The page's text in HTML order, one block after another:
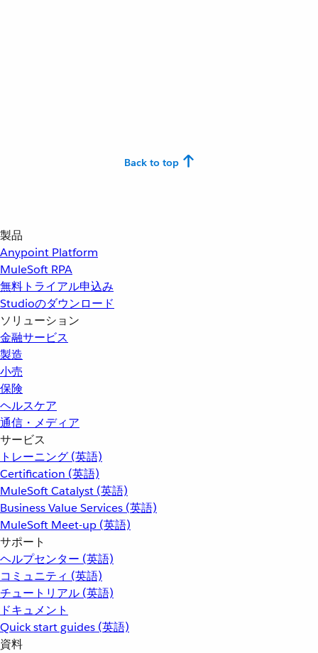
Back to top
製品
Anypoint Platform
MuleSoft RPA
無料トライアル申込み
Studioのダウンロード
ソリューション
金融サービス
製造
小売
保険
ヘルスケア
通信・メディア
サービス
トレーニング (英語)
Certification (英語)
MuleSoft Catalyst (英語)
Business Value Services (英語)
MuleSoft Meet-up (英語)
サポート
ヘルプセンター (英語)
コミュニティ (英語)
チュートリアル (英語)
ドキュメント
Quick start guides (英語)
資料